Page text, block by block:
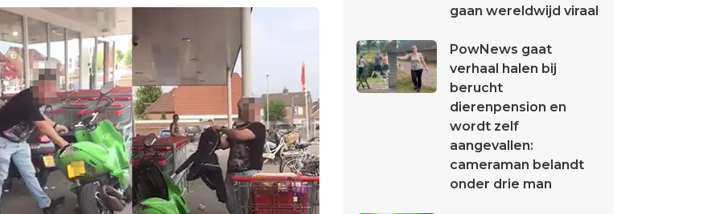
gaan wereldwijd viraal
PowNews gaat
verhaal halen bij
berucht
dierenpension en
wordt zelf
aangevallen:
cameraman belandt
onder drie man